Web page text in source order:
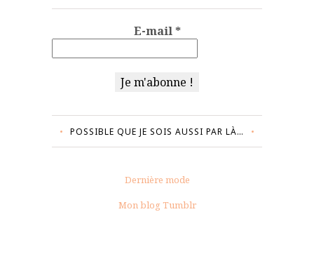
E-mail*
POSSIBLE QUE JE SOIS AUSSI PAR LÀ…
Dernière mode
Mon blog Tumblr